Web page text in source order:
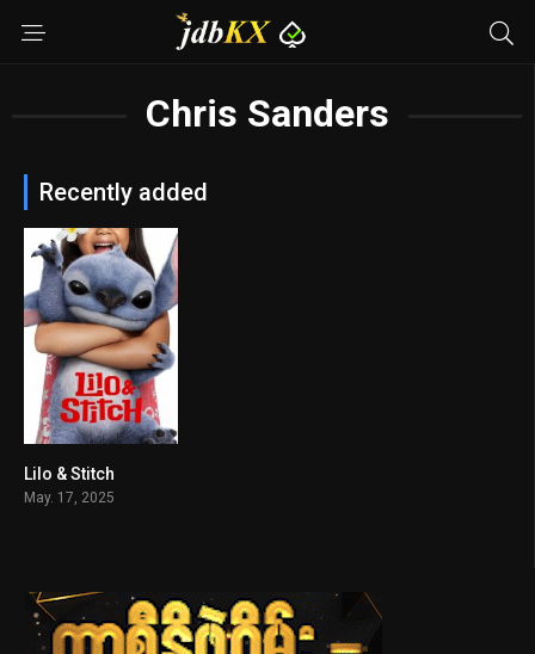
Chris Sanders
Recently added
Lilo & Stitch
May. 17, 2025